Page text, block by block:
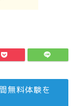
無料体験を